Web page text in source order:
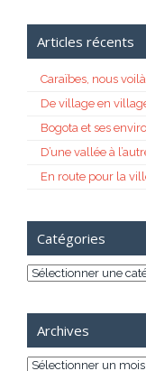
Articles récents
Caraïbes, nous
De village en
Bogota et ses
D’une vallée à
En route pour la
Catégories
Catégories
Archives
Archives